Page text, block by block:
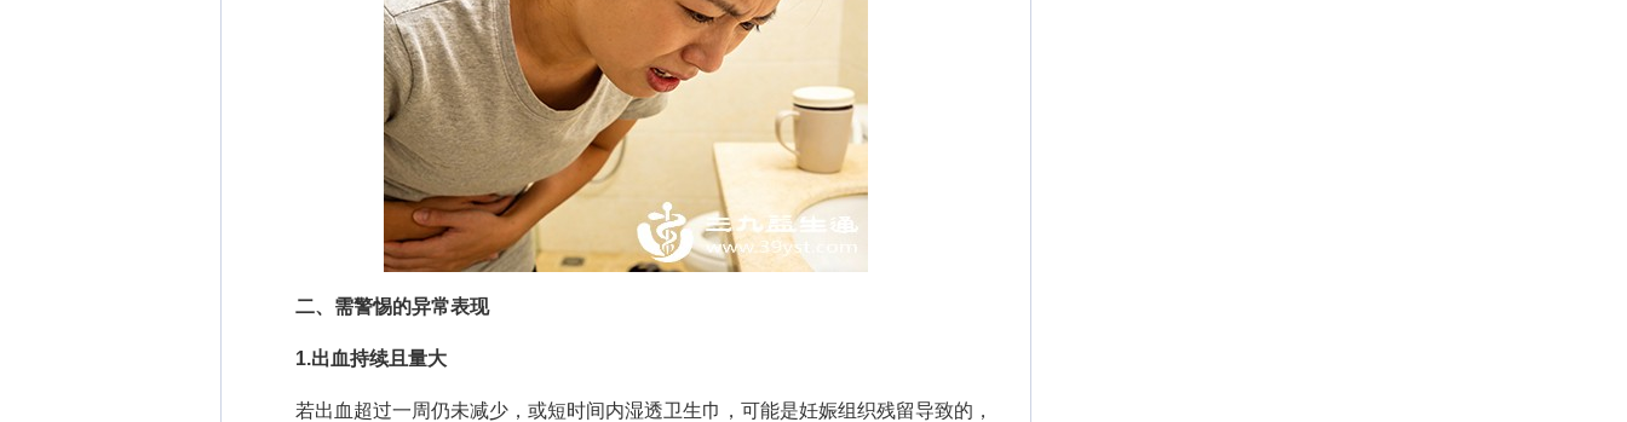
二、需警惕的异常表现
1.出血持续且量大
若出血超过一周仍未减少，或短时间内湿透卫生巾，可能是妊娠组织残留导致的，